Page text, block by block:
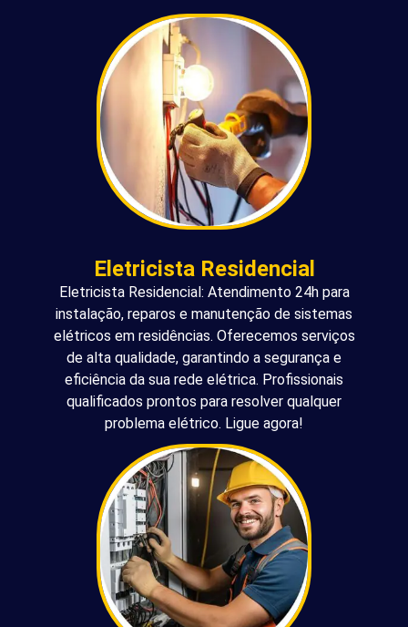
Eletricista Residencial
Eletricista Residencial: Atendimento 24h para
instalação, reparos e manutenção de sistemas
elétricos em residências. Oferecemos serviços
de alta qualidade, garantindo a segurança e
eficiência da sua rede elétrica. Profissionais
qualificados prontos para resolver qualquer
problema elétrico. Ligue agora!